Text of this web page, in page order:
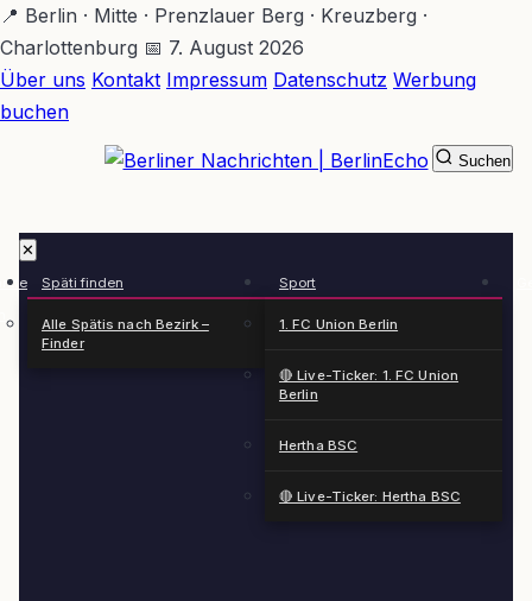
Zum
Hauptinhalt
springen
📍 Berlin · Mitte · Prenzlauer Berg · Kreuzberg ·
Charlottenburg 📅 7. August 2026
Über uns Kontakt Impressum Datenschutz Werbung
buchen
✕
Späti finden
Alle Spätis nach Bezirk –
Finder
Sport
1. FC Union Berlin
🔴 Live-Ticker: 1. FC Union
Berlin
Hertha BSC
🔴 Live-Ticker: Hertha BSC
Suchen